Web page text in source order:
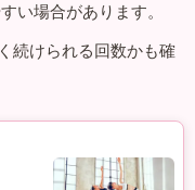
い場合があります。
続けられる回数かも確